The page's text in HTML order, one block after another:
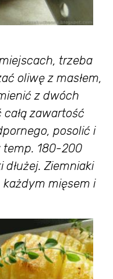
trzeba
oliwę z masłem,
z dwóch
zawartość
posolić i
temp. 180-200
Ziemniaki
mięsem i